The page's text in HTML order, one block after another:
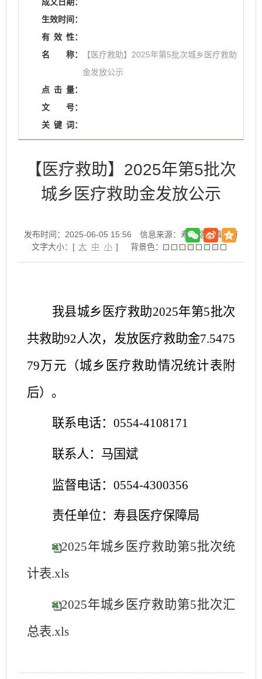
生效时间：
有 效 性：
名
称：
【医疗救助】2025年第5批次城乡医疗救助
金发放公示
点 击 量：
文
号：
关 键 词：
【医疗救助】2025年第5批次
城乡医疗救助金发放公示
发布时间：2025-06-05 15:56
信息来源：寿县隐贤镇政府
文字大小：[ 大 中 小 ] 背景色：
我县城乡医疗救助2025年第5批次
共救助92人次，发放医疗救助金7.5475
79万元（城乡医疗救助情况统计表附
后）。
联系电话：0554-4108171
联系人： 马国斌
监督电话： 0554-4300356
责任单位：寿县医疗保障局
2025年城乡医疗救助第5批次统
计表.xls
2025年城乡医疗救助第5批次汇
总表.xls